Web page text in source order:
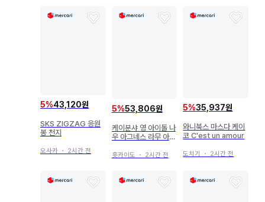
5%43,120원
SKS ZIGZAG 응원
봉 천지
오사카 ・ 2시간 전
5%53,806원
케이분샤 영 아이돌 나
우 아그네스 라무 아그
홋카이도 ・ 2시간 전
5%35,937원
와니북스 마스다 케이
코 C'est un amour
도치기 ・ 2시간 전